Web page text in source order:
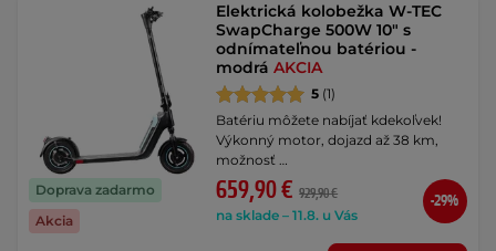
Doprava zadarmo
Akcia
Elektrická kolobežka W-TEC
SwapCharge 500W 10" s
odnímateľnou batériou -
modráAKCIA
5 (1)
Batériu môžete nabíjať kdekoľvek!
Výkonný motor, dojazd až 38 km,
možnosť …
659,90 € 929,90 €
na sklade – 11.8. u Vás
-29%